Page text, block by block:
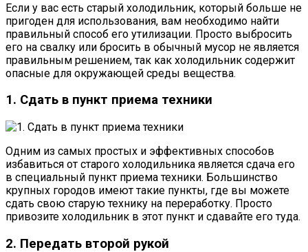
Если у вас есть старый холодильник, который больше не
пригоден для использования, вам необходимо найти
правильный способ его утилизации. Просто выбросить
его на свалку или бросить в обычный мусор не является
правильным решением, так как холодильник содержит
опасные для окружающей среды вещества.
1. Сдать в пункт приема техники
Одним из самых простых и эффективных способов
избавиться от старого холодильника является сдача его
в специальный пункт приема техники. Большинство
крупных городов имеют такие пункты, где вы можете
сдать свою старую технику на переработку. Просто
привозите холодильник в этот пункт и сдавайте его туда.
2. Передать второй рукой